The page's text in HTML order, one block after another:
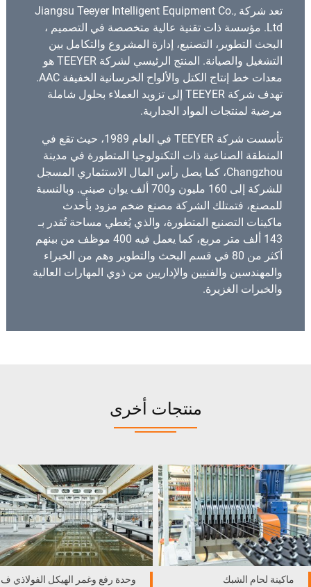
تعد شركة Jiangsu Teeyer Intelligent Equipment Co.,
Ltd. مؤسسة ذات تقنية عالية متخصصة في التصميم ،
البحث التطوير، التصنيع، إدارة المشروع والتكامل بين
التشغيل والصيانة. المنتج الرئيسي لشركة TEEYER هو
معدات خط إنتاج الكتل والألواح الخرسانية الخفيفة AAC.
تهدف شركة TEEYER إلى تزويد العملاء بحلول شاملة
مرضية لمنتجات المواد الجدارية.
تأسست شركة TEEYER في العام 1989، حيث تقع في
المنطقة الصناعية ذات التكنولوجيا المتطورة في مدينة
Changzhou، كما يصل رأس المال الاستثماري المسجل
للشركة إلى 160 مليون و700 ألف يوان صيني. وبالنسبة
للمصنع، فتمتلك الشركة مصنع ضخم مزود بأحدث
ماكينات التصنيع المتطورة، والذي يُغطي مساحة تُقدر بـ
143 ألف متر مربع، كما يعمل فيه 400 موظف من بينهم
أكثر من 80 في قسم البحث والتطوير وهم من الخبراء
والمهندسين والفنيين والإداريين من ذوي المهارات العالية
والخبرات الغزيرة.
منتجات أخرى
ماكينة لحام الشبك
وحدة رفع وغمر الهيكل الفولاذي ف